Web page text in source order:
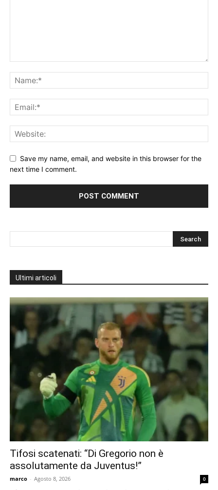
Save my name, email, and website in this browser for the
next time I comment.
Ultimi articoli
Tifosi scatenati: “Di Gregorio non è
assolutamente da Juventus!”
marco - Agosto 8, 2026 0